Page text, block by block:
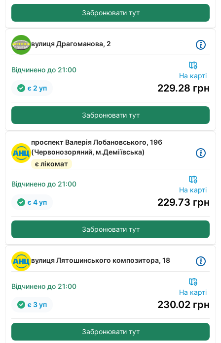
Забронювати тут
вулиця Драгоманова, 2
Відчинено до 21:00
На карті
229.28 грн
є 2 уп
Забронювати тут
проспект Валерія Лобановського, 196
(Червонозоряний, м.Деміївська)
є лікомат
Відчинено до 21:00
На карті
229.73 грн
є 4 уп
Забронювати тут
вулиця Лятошинського композитора, 18
Відчинено до 21:00
На карті
230.02 грн
є 3 уп
Забронювати тут